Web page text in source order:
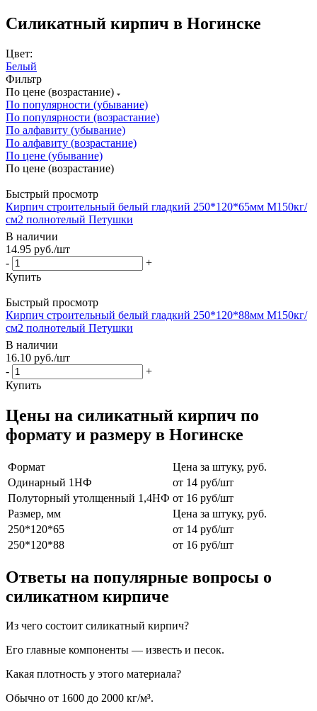
Силикатный кирпич в Ногинске
Цвет:
Белый
Фильтр
По цене (возрастание)
По популярности (убывание)
По популярности (возрастание)
По алфавиту (убывание)
По алфавиту (возрастание)
По цене (убывание)
По цене (возрастание)
Быстрый просмотр
Кирпич строительный белый гладкий 250*120*65мм М150кг/
см2 полнотелый Петушки
В наличии
14.95 руб./шт
-
+
Купить
Быстрый просмотр
Кирпич строительный белый гладкий 250*120*88мм М150кг/
см2 полнотелый Петушки
В наличии
16.10 руб./шт
-
+
Купить
Цены на силикатный кирпич по
формату и размеру в Ногинске
Формат
Цена за штуку, руб.
Одинарный 1НФ
от 14 руб/шт
Полуторный утолщенный 1,4НФ от 16 руб/шт
Размер, мм
Цена за штуку, руб.
250*120*65
от 14 руб/шт
250*120*88
от 16 руб/шт
Ответы на популярные вопросы о
силикатном кирпиче
Из чего состоит силикатный кирпич?
Его главные компоненты — известь и песок.
Какая плотность у этого материала?
Обычно от 1600 до 2000 кг/м³.